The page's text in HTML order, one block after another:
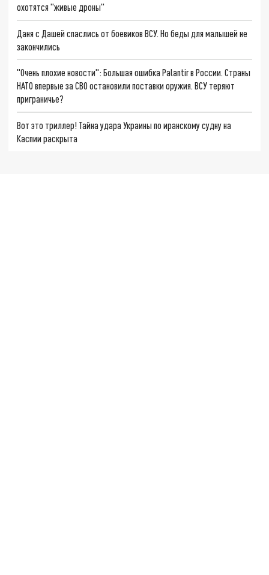
охотятся "живые дроны"
Даня с Дашей спаслись от боевиков ВСУ. Но беды для малышей не
закончились
"Очень плохие новости": Большая ошибка Palantir в России. Страны
НАТО впервые за СВО остановили поставки оружия. ВСУ теряют
приграничье?
Вот это триллер! Тайна удара Украины по иранскому судну на
Каспии раскрыта